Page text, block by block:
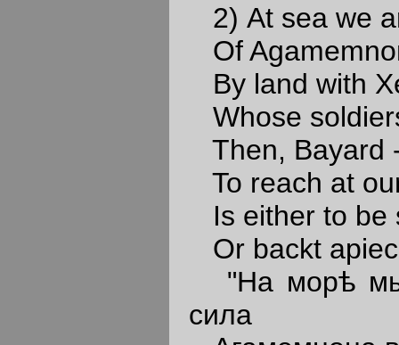
2) At sea we
Of
By land with
Whose
Then, Bayard
To reach at
Is either to be
Or backt
"На морѣ мы
сила